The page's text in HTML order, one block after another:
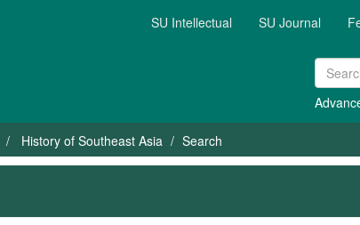
SU Intellectual SU Journal
History of Southeast Asia Search